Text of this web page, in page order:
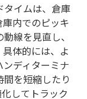
タイムは、倉庫
内でのピッキ
線を見直し、
体的には、よ
ディターミナ
を短縮したり
してトラック